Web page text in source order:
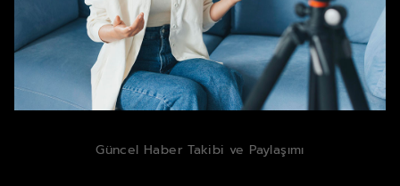
Güncel Haber Takibi ve Paylaşımı